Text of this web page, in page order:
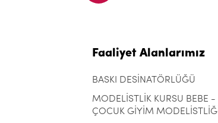
Faaliyet Alanlarımız
BASKI DESİNATÖRLÜĞÜ
MODELİSTLİK KURSU BEBE -
ÇOCUK GİYİM MODELİSTLİĞİ